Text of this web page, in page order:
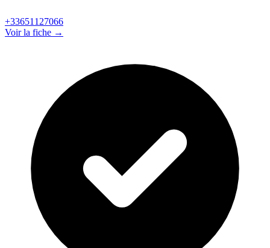
+33651127066
Voir la fiche →